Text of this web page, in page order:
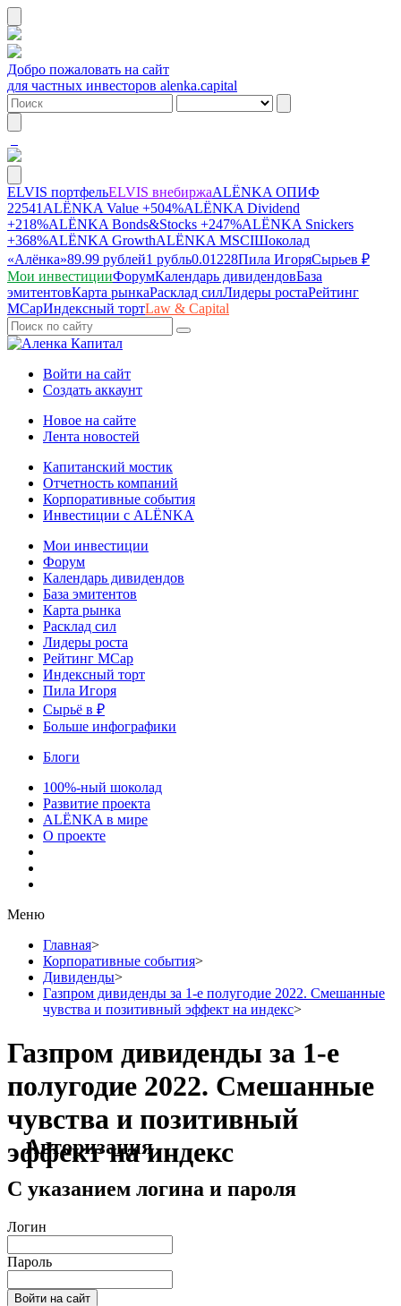
Добро пожаловать на сайт
для частных инвесторов alenka.capital
ELVIS портфельELVIS внебиржаALЁNKA ОПИФ
22541 ALЁNKA Value +504%ALЁNKA Dividend
+218%ALЁNKA Bonds&Stocks +247%ALЁNKA Snickers
+368%ALЁNKA GrowthALЁNKA MSCIШоколад
«Алёнка»89.99 рублей1 рубль0.01228Пила ИгоряСырьев ₽
Мои инвестицииФорумКалендарь дивидендовБаза
эмитентовКарта рынкаРасклад силЛидеры ростаРейтинг
MCapИндексный тортLaw & Capital
Войти на сайт
Создать аккаунт
Новое на сайте
Лента новостей
Капитанский мостик
Отчетность компаний
Корпоративные события
Инвестиции с ALЁNKA
Мои инвестиции
Форум
Календарь дивидендов
База эмитентов
Карта рынка
Расклад сил
Лидеры роста
Рейтинг MCap
Индексный торт
Пила Игоря
Сырьё в ₽
Больше инфографики
Блоги
100%-ный шоколад
Развитие проекта
ALЁNKA в мире
О проекте
Меню
Главная>
Корпоративные события>
Дивиденды>
Газпром дивиденды за 1-е полугодие 2022. Смешанные
чувства и позитивный эффект на индекс>
Газпром дивиденды за 1-е
полугодие 2022. Смешанные
чувства и позитивный
эффект на индекс
Авторизация
С указанием логина и пароля
Логин
Пароль